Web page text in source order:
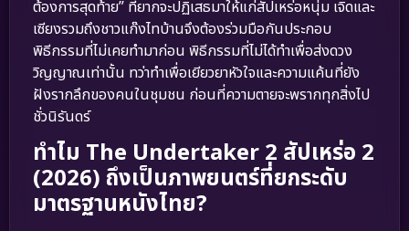
ต้องการสุดท้าย” ที่ยากจะปฏิเสธมาให้แก่สัปเหร่อหนุ่ม เจิดและ
เซียงรวมถึงชาวแก๊งไทบ้านจึงต้องร่วมมือกันประกอบ
พิธีกรรมที่ไม่เคยทำมาก่อน พิธีกรรมที่ไม่ได้ทำเพื่อส่งดวง
วิญญาณเท่านั้น ทว่าทำเพื่อเยียวยาหัวใจและความแค้นที่ยัง
ฝังรากลึกของคนในชุมชน ก่อนที่ความตายจะพรากทุกสิ่งไป
ชั่วนิรันดร์
ทำไม The Undertaker 2 สัปเหร่อ 2
(2026) ถึงเป็นภาพยนตร์ที่ยกระดับ
มาตรฐานหนังไทย?